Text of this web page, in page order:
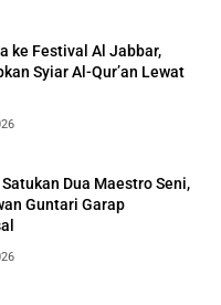
ke Festival Al Jabbar,
Syiar Al-Qur’an Lewat
Dua Maestro Seni,
Guntari Garap